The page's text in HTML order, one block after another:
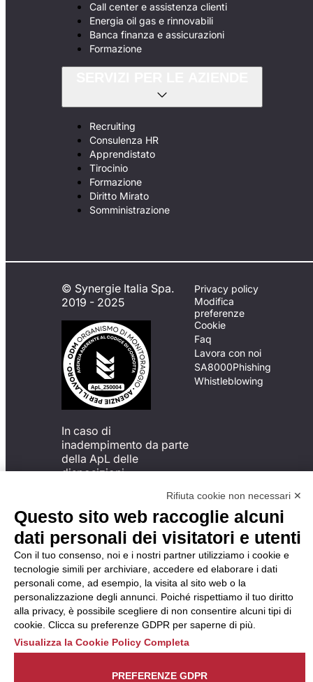
Call center e assistenza clienti
Energia oil gas e rinnovabili
Banca finanza e assicurazioni
Formazione
Recruiting
Consulenza HR
Apprendistato
Tirocinio
Formazione
Diritto Mirato
Somministrazione
© Synergie Italia Spa.
2019 - 2025
In caso di
inadempimento da parte
della ApL delle
disposizioni
possibile presentare un
reclamo
all’Organismo di
Monitoraggio utilizzando
una delle modalità
descritte al seguente
indirizzo web
https://odm-
agenzielavoro.it/reclami/.
Privacy policy
Modifica
preferenze
Cookie
Faq
Lavora con noi
SA8000Phishing
Whistleblowing
Rifiuta cookie non necessari ✕
Questo sito web raccoglie alcuni
dati personali dei visitatori e utenti
Con il tuo consenso, noi e i nostri partner utilizziamo i cookie e
tecnologie simili per archiviare, accedere ed elaborare i dati
personali come, ad esempio, la visita al sito web o la
personalizzazione degli annunci. Poiché rispettiamo il tuo diritto
alla privacy, è possibile scegliere di non consentire alcuni tipi di
cookie. Clicca su preferenze GDPR per saperne di più.
Visualizza la Cookie Policy Completa
PREFERENZE GDPR